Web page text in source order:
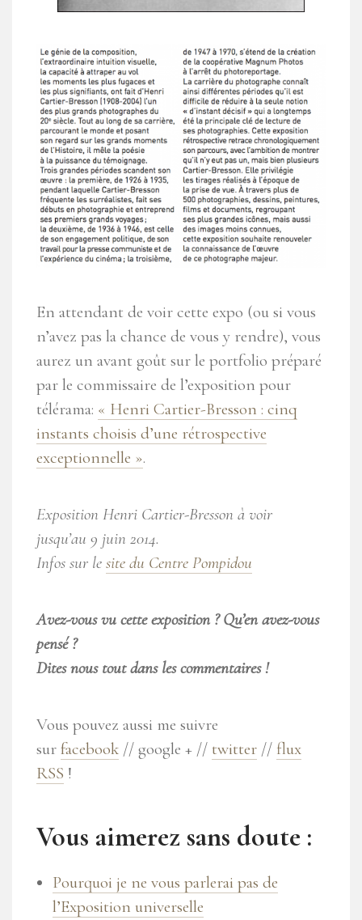
En attendant de voir cette expo (ou si vous
n’avez pas la chance de vous y rendre), vous
aurez un avant goût sur le portfolio préparé
par le commissaire de l’exposition pour
télérama: « Henri Cartier-Bresson : cinq
instants choisis d’une rétrospective
exceptionnelle ».
Exposition Henri Cartier-Bresson à voir
jusqu’au 9 juin 2014.
Infos sur le site du Centre Pompidou
Avez-vous vu cette exposition ? Qu’en avez-vous
pensé ?
Dites nous tout dans les commentaires !
Vous pouvez aussi me suivre
sur facebook // google + // twitter // flux
RSS !
Vous aimerez sans doute :
Pourquoi je ne vous parlerai pas de
l’Exposition universelle